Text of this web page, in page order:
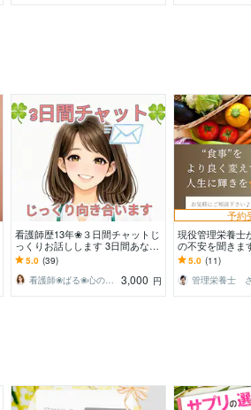
看護師歴13年❀３日間チャットじ
っくりお話しします 3日間あなた
に寄り添います❀長文OK❀お悩み
相談❀雑談❀
5.0 (39)
看護師❀ぱる❀心のケアステーション
3,000 円
予約
現役管理栄養士
の不安を聞きま
年以上栄養指導
事なら何でもOK
5.0 (11)
管理栄養士